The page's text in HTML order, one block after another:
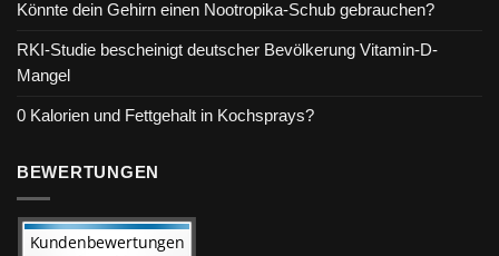
Könnte dein Gehirn einen Nootropika-Schub gebrauchen?
RKI-Studie bescheinigt deutscher Bevölkerung Vitamin-D-
Mangel
0 Kalorien und Fettgehalt in Kochsprays?
BEWERTUNGEN